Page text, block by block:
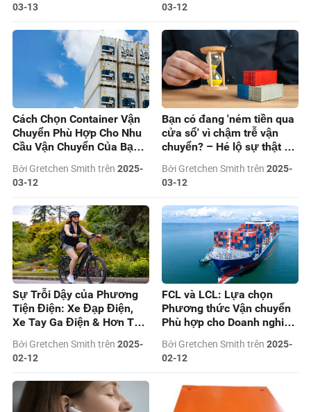
03-13
03-12
Cách Chọn Container Vận
Chuyển Phù Hợp Cho Nhu
Cầu Vận Chuyển Của Bạn
Bởi Gretchen Smith trên2025-
03-12
Bạn có đang 'ném tiền qua
cửa sổ' vì chậm trễ vận
chuyển? – Hé lộ sự thật về
Bởi Gretchen Smith trên2025-
03-12
Sự Trỗi Dậy của Phương
Tiện Điện: Xe Đạp Điện,
Xe Tay Ga Điện & Hơn Thế
Bởi Gretchen Smith trên2025-
02-12
FCL và LCL: Lựa chọn
Phương thức Vận chuyển
Phù hợp cho Doanh nghiệp
Bởi Gretchen Smith trên2025-
02-12